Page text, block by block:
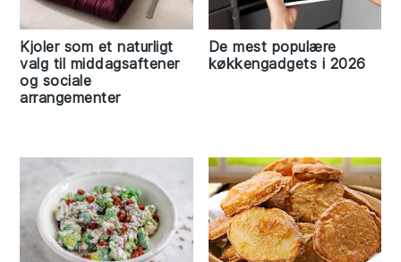
Kjoler som et naturligt
valg til middagsaftener
og sociale
arrangementer
De mest populære
køkkengadgets i 2026